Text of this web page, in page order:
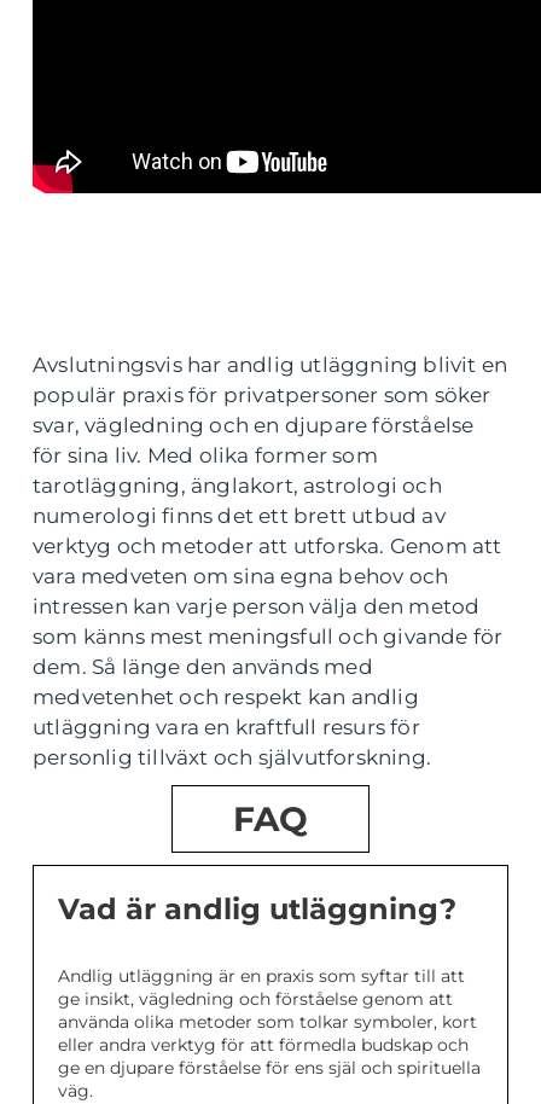
Avslutningsvis har andlig utläggning blivit en
populär praxis för privatpersoner som söker
svar, vägledning och en djupare förståelse
för sina liv. Med olika former som
tarotläggning, änglakort, astrologi och
numerologi finns det ett brett utbud av
verktyg och metoder att utforska. Genom att
vara medveten om sina egna behov och
intressen kan varje person välja den metod
som känns mest meningsfull och givande för
dem. Så länge den används med
medvetenhet och respekt kan andlig
utläggning vara en kraftfull resurs för
personlig tillväxt och självutforskning.
FAQ
Vad är andlig utläggning?
Andlig utläggning är en praxis som syftar till att
ge insikt, vägledning och förståelse genom att
använda olika metoder som tolkar symboler, kort
eller andra verktyg för att förmedla budskap och
ge en djupare förståelse för ens själ och spirituella
väg.